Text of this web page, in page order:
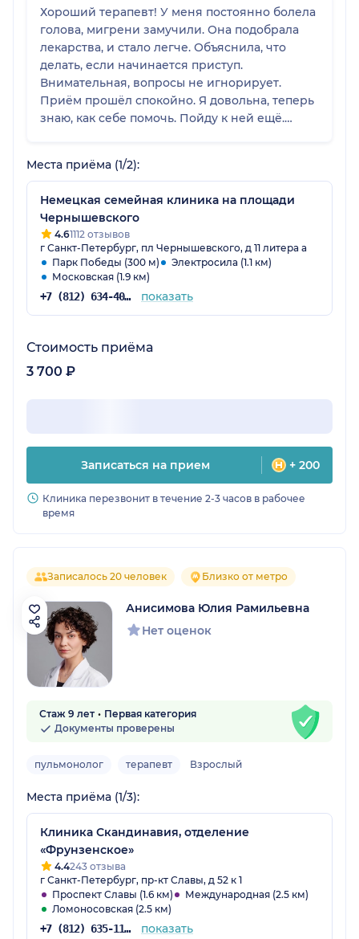
Хороший терапевт! У меня постоянно болела
голова, мигрени замучили. Она подобрала
лекарства, и стало легче. Объяснила, что
делать, если начинается приступ.
Внимательная, вопросы не игнорирует.
Приём прошёл спокойно. Я довольна, теперь
знаю, как себе помочь. Пойду к ней ещё.
все глупые вопросы.
Места приёма (1/2):
Немецкая семейная клиника на площади
Чернышевского
4.61112 отзывов
г Санкт-Петербург, пл Чернышевского, д 11 литера а
Парк Победы (300 м)
Электросила (1.1 км)
Московская (1.9 км)
+7 (812) 634-40-54 показать
Стоимость приёма
3 700 ₽
Записаться на прием + 200
Клиника перезвонит в течение 2-3 часов в рабочее
время
Записалось 20 человек Близко от метро
Анисимова Юлия Рамильевна
Нет оценок
Стаж 9 лет
Первая категория
Документы проверены
пульмонолог терапевт Взрослый
Места приёма (1/3):
Клиника Скандинавия, отделение
«Фрунзенское»
4.4243 отзыва
г Санкт-Петербург, пр-кт Славы, д 52 к 1
Проспект Славы (1.6 км)
Международная (2.5 км)
Ломоносовская (2.5 км)
+7 (812) 635-11-79 показать